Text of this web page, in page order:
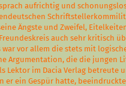
aufrichtig und
Ängste und Zweifel,
auch sehr kritisch
war vor allem die stets mit
Argumentation, die die jungen
Lektor im Dacia Verlag betreute
er ein Gespür hatte,